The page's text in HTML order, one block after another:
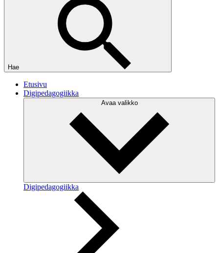
Hae
Etusivu
Digipedagogiikka
Avaa valikko
Digipedagogiikka